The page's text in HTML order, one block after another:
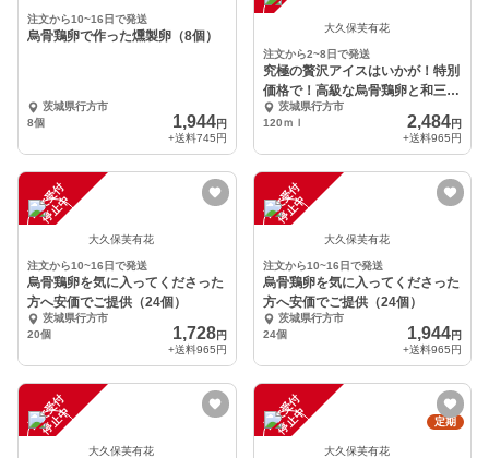
注文から10~16日で発送
烏骨鶏卵で作った燻製卵（8個）
茨城県行方市
8個
1,944円
+送料745円
大久保芙有花
注文から2~8日で発送
究極の贅沢アイスはいかが！特別
価格で！高級な烏骨鶏卵と和三盆
を使用！（5個入り）
茨城県行方市
120ｍｌ
2,484円
+送料965円
注
文
受
付
停
止
中
大久保芙有花
注文から10~16日で発送
烏骨鶏卵を気に入ってくださった
方へ安価でご提供（24個）
茨城県行方市
20個
1,728円
+送料965円
注
文
受
付
停
止
中
大久保芙有花
注文から10~16日で発送
烏骨鶏卵を気に入ってくださった
方へ安価でご提供（24個）
茨城県行方市
24個
1,944円
+送料965円
注
文
受
付
停
止
中
大久保芙有花
注
文
受
付
停
止
中 定期
大久保芙有花